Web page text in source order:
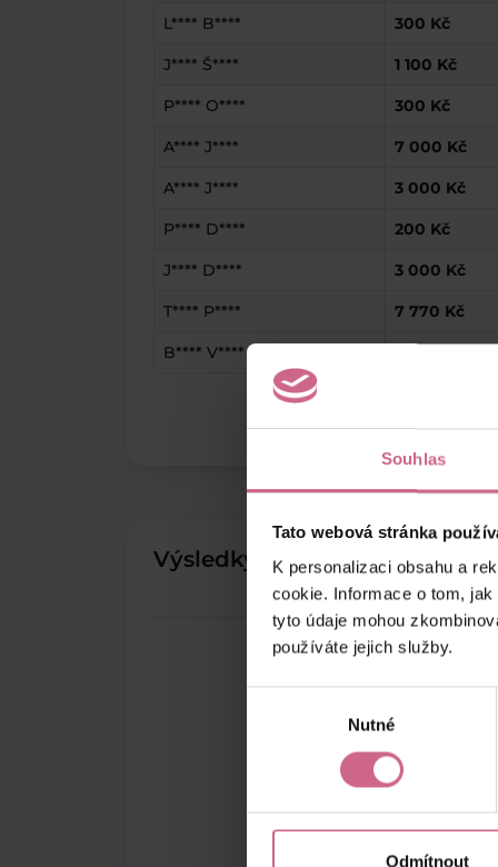
Souhlas
Tato webová stránka
K personalizaci obsahu a
cookie. Informace o tom,
tyto údaje mohou
používáte jejich služby.
Nutné
Odmítnout
L**** B**** 300 Kč
J**** Š**** 1 100 Kč
P**** O**** 300 Kč
A**** J**** 7 000 Kč
A**** J**** 3 000 Kč
P**** D**** 200 Kč
J**** D**** 3 000 Kč
T**** P**** 7 770 Kč
B**** V****
Výsledky těžby